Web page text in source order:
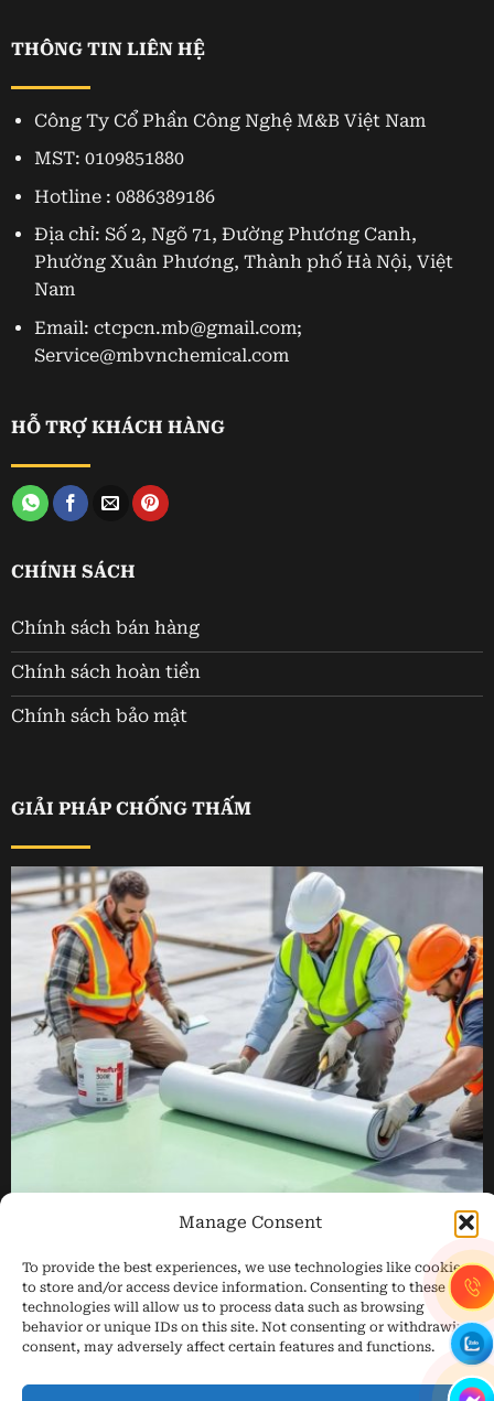
Manage Consent
To provide the best experiences, we use technologies like cookies
to store and/or access device information. Consenting to these
technologies will allow us to process data such as browsing
behavior or unique IDs on this site. Not consenting or withdrawing
consent, may adversely affect certain features and functions.
THÔNG TIN LIÊN HỆ
Công Ty Cổ Phần Công Nghệ M&B Việt Nam
MST: 0109851880
Hotline : 0886389186
Địa chỉ: Số 2, Ngõ 71, Đường Phương Canh,
Phường Xuân Phương, Thành phố Hà Nội, Việt
Nam
Email: ctcpcn.mb@gmail.com;
Service@mbvnchemical.com
HỖ TRỢ KHÁCH HÀNG
CHÍNH SÁCH
Chính sách bán hàng
Chính sách hoàn tiền
Chính sách bảo mật
GIẢI PHÁP CHỐNG THẤM
TRANG CHỦ GIỚI THIỆU
CHỐNG THẤM
HỆ LIÊN KẾT EJOT®
GIẢI PHÁP DỰ ÁN
TIN TỨC
chống thấm